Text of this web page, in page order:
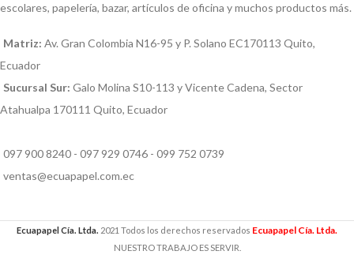
escolares, papelería, bazar, artículos de oficina y muchos productos más.
Matriz: Av. Gran Colombia N16-95 y P. Solano EC170113 Quito,
Ecuador
Sucursal Sur: Galo Molina S10-113 y Vicente Cadena, Sector
Atahualpa 170111 Quito, Ecuador
097 900 8240 - 097 929 0746 - 099 752 0739
ventas@ecuapapel.com.ec
Ecuapapel Cía. Ltda. 2021 Todos los derechos reservados Ecuapapel Cía. Ltda.
NUESTRO TRABAJO ES SERVIR.